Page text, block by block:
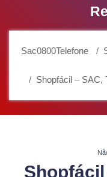
Sac0800Telefone
Shopfácil – SAC,